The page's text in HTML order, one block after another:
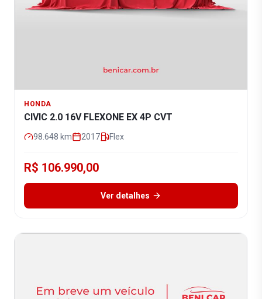
HONDA
CIVIC 2.0 16V FLEXONE EX 4P CVT
98.648 km 2017 Flex
R$ 106.990,00
Ver detalhes